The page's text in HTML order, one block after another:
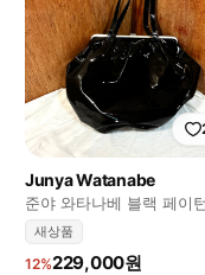
Junya Watanabe
준야 와타나베 블랙 페이
레더 프레임 백
새상품
12%229,000원